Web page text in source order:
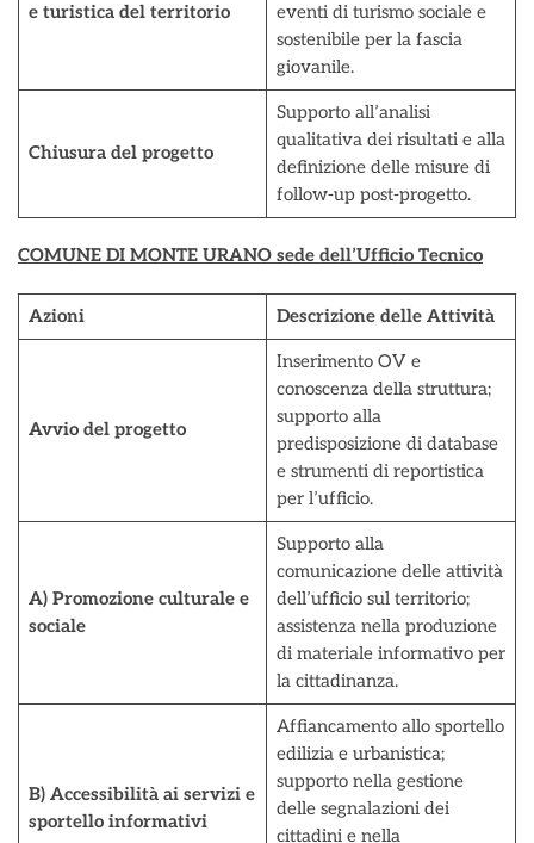
e turistica del territorio
eventi di turismo sociale e
sostenibile per la fascia
giovanile.
Chiusura del progetto
Supporto all’analisi
qualitativa dei risultati e alla
definizione delle misure di
follow-up post-progetto.
COMUNE DI MONTE URANO sede dell’Ufficio Tecnico
Azioni Descrizione delle Attività
Avvio del progetto
Inserimento OV e
conoscenza della struttura;
supporto alla
predisposizione di database
e strumenti di reportistica
per l’ufficio.
A) Promozione culturale e
sociale
Supporto alla
comunicazione delle attività
dell’ufficio sul territorio;
assistenza nella produzione
di materiale informativo per
la cittadinanza.
B) Accessibilità ai servizi e
sportello informativi
Affiancamento allo sportello
edilizia e urbanistica;
supporto nella gestione
delle segnalazioni dei
cittadini e nella